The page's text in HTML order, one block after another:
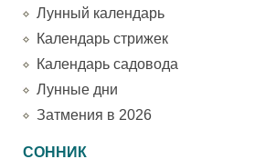
Лунный календарь
Календарь стрижек
Календарь садовода
Лунные дни
Затмения в 2026
СОННИК